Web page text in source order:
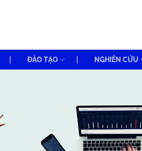
ĐÀO TẠO NGHIÊN CỨU